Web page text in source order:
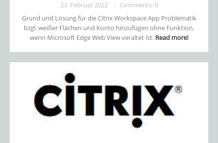
23. Februar 2022
Comments: 0
Grund und Lösung für die Citrix Workspace App Problematik
bzgl. weißer Flächen und Konto hinzufügen ohne Funktion,
wenn Microsoft Edge Web View veraltet ist. Read more!